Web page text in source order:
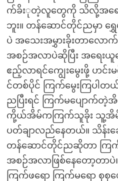
က်ခိးုတဲ့လူတွေကို သိလို့အရေးယူ
ဘူး။ တန်ဆောင်တိုင်ညမှာ ရွှ
ပဲ အသေးအမွှားခိုးတာလော
အစဉ်အလာပဲဆိုပြီး အရေး
ဧည့်လာရင်ကျွေးမွေးဖို့ ဟင်း
င်တစ်ပိုင် ကြက်မွေးကြပါတ
ညပြီးရင် ကြက်မပျောက်
ကို့ယ်အိမ်ကကြက်သူခိုး သူ့အိ
ပတ်ချာလည်နေတယ်။ သိန်းဆ
တန်ဆောင်တိုင်ညဆိုတာ ကြ
အစဉ်အလာဖြစ်နေတော့တာပဲ
ကြက်ဖရော ကြက်မရော စုစု